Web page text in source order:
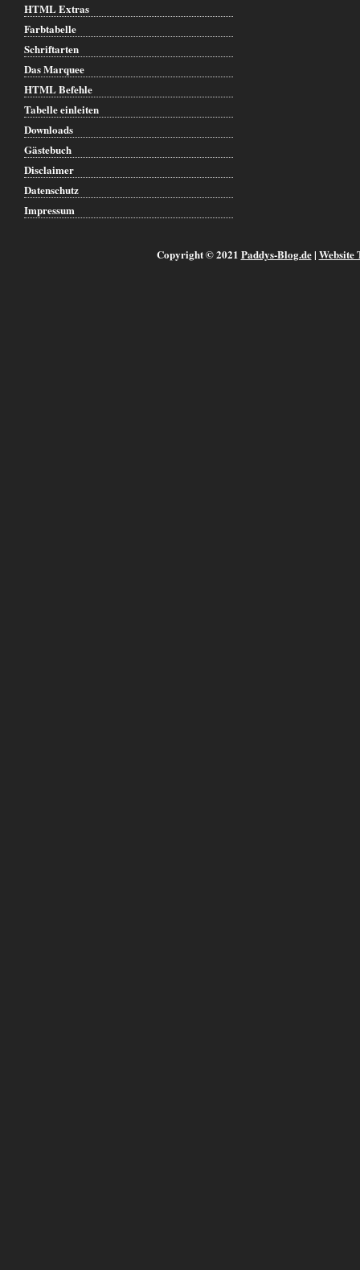
HTML Extras
Farbtabelle
Schriftarten
Das Marquee
HTML Befehle
Tabelle einleiten
Downloads
Gästebuch
Disclaimer
Datenschutz
Impressum
Copyright © 2021 Paddys-Blog.de| Website